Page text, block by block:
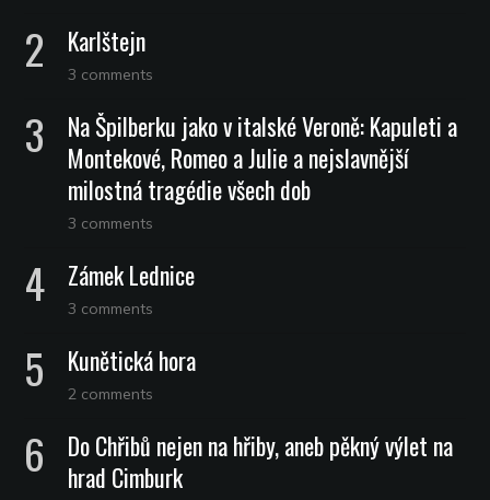
Karlštejn
3 comments
Na Špilberku jako v italské Veroně: Kapuleti a
Montekové, Romeo a Julie a nejslavnější
milostná tragédie všech dob
3 comments
Zámek Lednice
3 comments
Kunětická hora
2 comments
Do Chřibů nejen na hřiby, aneb pěkný výlet na
hrad Cimburk